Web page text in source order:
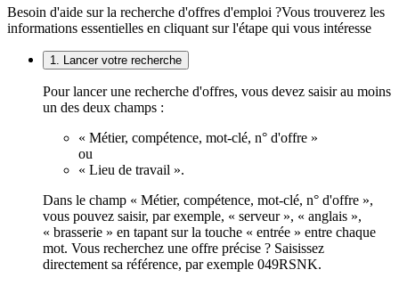
Besoin d'aide sur la recherche d'offres d'emploi ?Vous trouverez les
informations essentielles en cliquant sur l'étape qui vous intéresse
1. Lancer votre recherche
Pour lancer une recherche d'offres, vous devez saisir au moins
un des deux champs :
« Métier, compétence, mot-clé, n° d'offre »
ou
« Lieu de travail ».
Dans le champ « Métier, compétence, mot-clé, n° d'offre »,
vous pouvez saisir, par exemple, « serveur », « anglais »,
« brasserie » en tapant sur la touche « entrée » entre chaque
mot. Vous recherchez une offre précise ? Saisissez
directement sa référence, par exemple 049RSNK.